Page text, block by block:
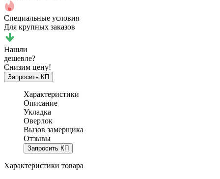
Специальные условия
Для крупных заказов
Нашли
дешевле?
Снизим цену!
Запросить КП
Характеристики
Описание
Укладка
Оверлок
Вызов замерщика
Отзывы
Запросить КП
Характеристики товара